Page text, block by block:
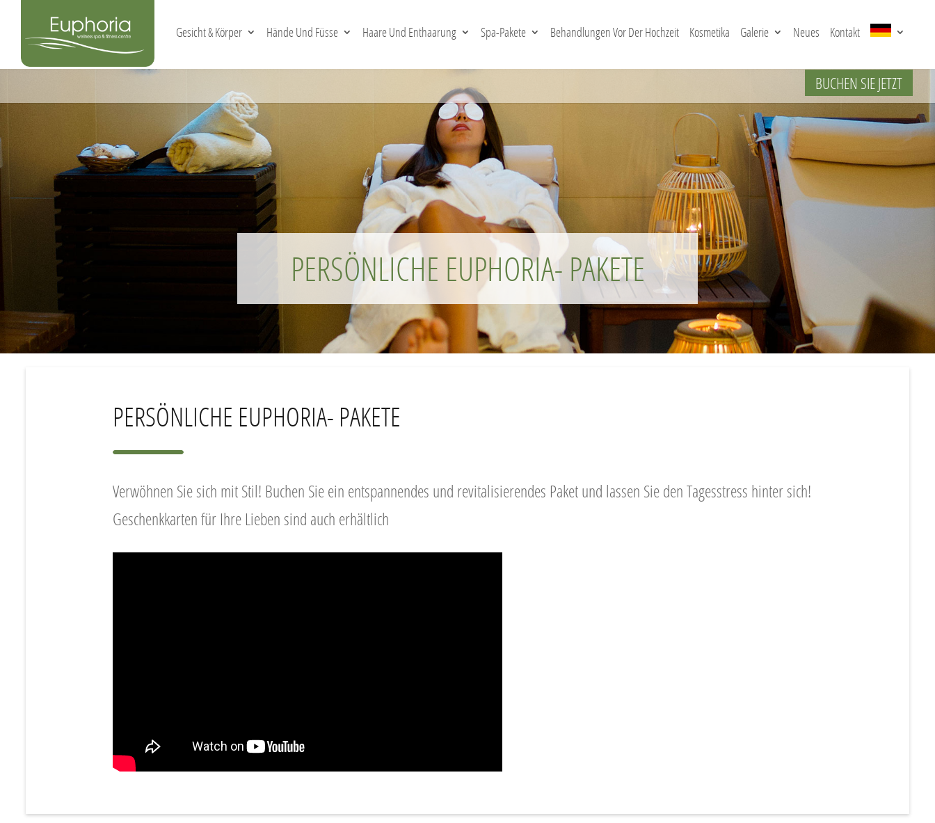
Gesicht & Körper Hände Und Füsse Haare Und Enthaarung Spa-Pakete Behandlungen Vor Der Hochzeit Kosmetika Galerie Neues Kontakt
BUCHEN SIE JETZT
PERSÖNLICHE EUPHORIA- PAKETE
PERSÖNLICHE EUPHORIA- PAKETE
Verwöhnen Sie sich mit Stil! Buchen Sie ein entspannendes und revitalisierendes Paket und lassen Sie den Tagesstress hinter sich!
Geschenkkarten für Ihre Lieben sind auch erhältlich